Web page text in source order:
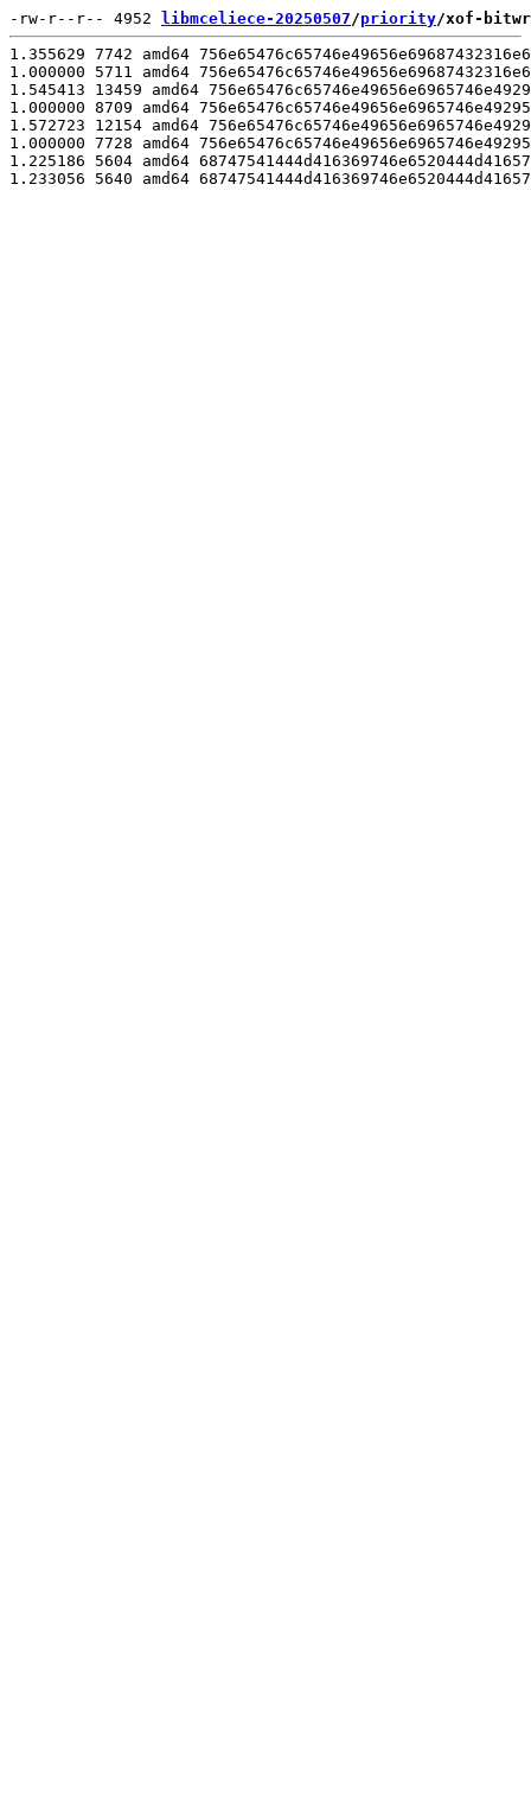
-rw-r--r-- 4952 libmceliece-20250507/priority/xof-
1.355629 7742 amd64
1.000000 5711 amd64
1.545413 13459 amd64
1.000000 8709 amd64
1.572723 12154 amd64
1.000000 7728 amd64
1.225186 5604 amd64